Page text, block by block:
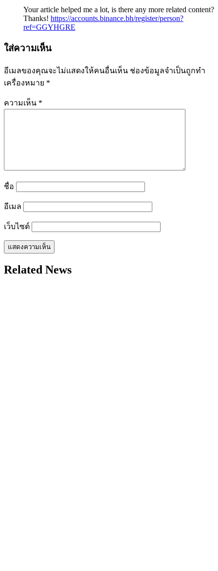
Your article helped me a lot, is there any more related content?
Thanks! https://accounts.binance.bh/register/person?
ref=GGYHGRE
ใส่ความเห็น
อีเมลของคุณจะไม่แสดงให้คนอื่นเห็น ช่องข้อมูลจำเป็นถูกทำ
เครื่องหมาย *
ความเห็น *
ชื่อ
อีเมล
เว็บไซต์
Related News